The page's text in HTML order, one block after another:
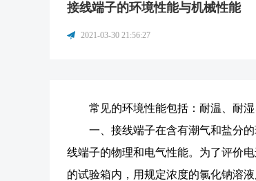
接线端子的环境性能与机械性能
2021-03-30 21:56:27
常见的环境性能包括：耐温、耐
一、接线端子在含有潮气和盐分
线端子的物理和电气性能。为了评价
的试验箱内，用规定浓度的氯化钠溶